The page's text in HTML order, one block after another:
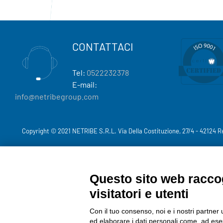
CONTATTACI
Tel: 0522232378
E-mail:
info@netribegroup.com
Copyright © 2021 NETRIBE S.R.L. Via Della Costituzione, 27/4 - 42124
Questo sito web
visitatori e utenti
Con il tuo consenso, noi e i nostri
ed elaborare i dati personali come, ad